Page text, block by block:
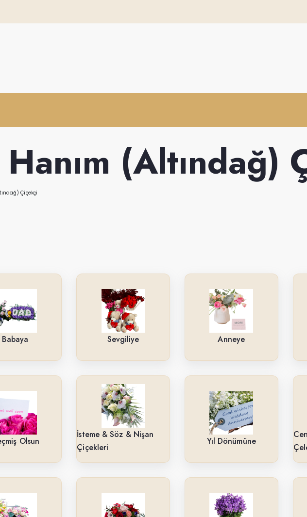
(Altındağ)
Çiçekçi
Babaya Sevgiliye Anneye
Olsun
İsteme & Söz & Nişan
Çiçekleri
Yıl Dönümüne